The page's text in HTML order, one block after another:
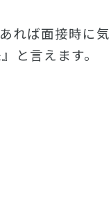
れば面接時に気
と言えます。